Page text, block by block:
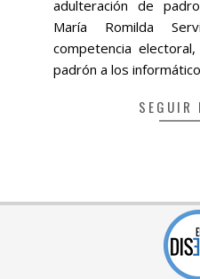
adulteración de
María Romilda
competencia
padrón a los
SEGUIR